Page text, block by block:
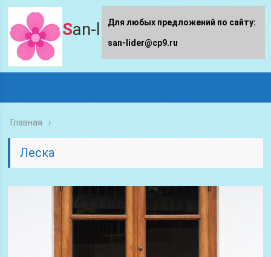
San-lider.ru
Главная
Леска
Для любых предложений по сайту:
san-lider@cp9.ru